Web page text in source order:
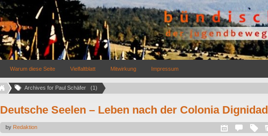
Warum diese Seite Vielfaltblatt Mitwirkung Impressum
Archives for Paul Schäfer   (1)
Deutsche Seelen – Leben nach der Colonia Dignidad
by Redaktion